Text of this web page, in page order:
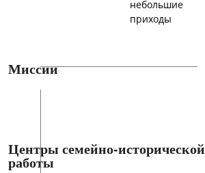
небольшие
приходы
Миссии
Центры семейно-исторической
работы